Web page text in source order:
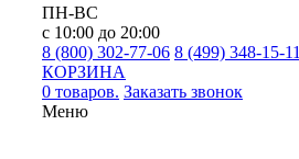
ПН-ВС
с 10:00 до 20:00
8 (800) 302-77-06 8 (499) 348-15-11
КОРЗИНА
0 товаров. Заказать звонок
Меню